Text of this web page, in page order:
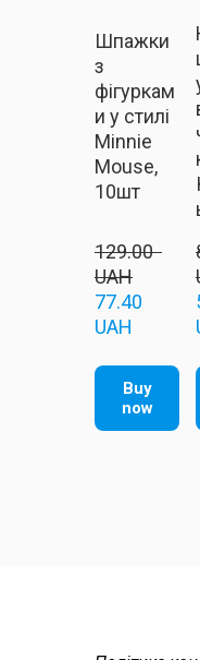
Шпажки
з
фігуркам
и у стилі
Minnie
Mouse,
10шт
129.00
UAH
77.40
UAH
Buy
now